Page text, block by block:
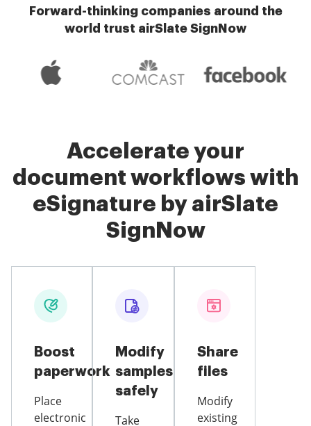
Forward-thinking companies around the
world trust airSlate SignNow
Accelerate your
document workflows with
eSignature by airSlate
SignNow
Boost
paperwork
Place
electronic
Modify
samples
safely
Take
Share
files
Modify
existing